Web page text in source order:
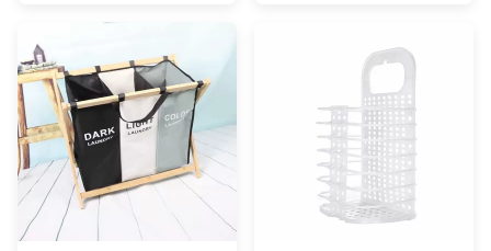
ないし、容易に傷つかない。
大型【の大容量の】: 運送の
ために便利な大きい家族の使
用のためにその間完全な
28*17*47 cm非常に 【の折り
たたみ洗濯物入れの壁の】は
この洗濯物入れの折り畳み式
の設計使用中ときの旅行か家
の貯蔵にとって理想的で、ス
ペースを節約するために折る
用のための非問題。反圧力お
は形からないし、容易に傷つ
かない。 【の快適なハンドル
及び方法様式の】 ハンドルの
設計、の洗濯の障害洗浄日の
物理的な緊張なしで屋外の使
用のために、運ぶために1つの
場所から別のもののそれにバ